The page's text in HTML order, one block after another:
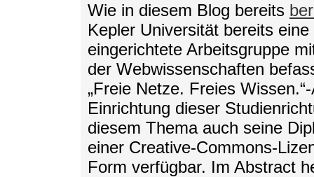
Wie in diesem Blog bereits
Kepler Universität bereits
eingerichtete Arbeitsgruppe
der Webwissenschaften
„Freie Netze. Freies
Einrichtung dieser
diesem Thema auch seine
einer Creative-Commons-
Form verfügbar. Im Abstract